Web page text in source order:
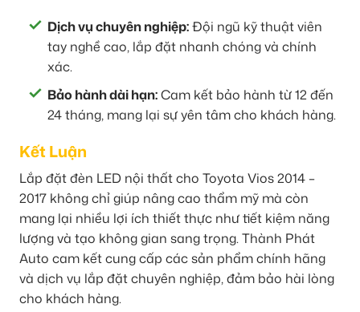
Dịch vụ chuyên nghiệp:Đội ngũ kỹ thuật viên
tay nghề cao, lắp đặt nhanh chóng và chính
xác.
Bảo hành dài hạn:Cam kết bảo hành từ 12 đến
24 tháng, mang lại sự yên tâm cho khách hàng.
Kết Luận
Lắp đặt đèn LED nội thất cho Toyota Vios 2014 –
2017 không chỉ giúp nâng cao thẩm mỹ mà còn
mang lại nhiều lợi ích thiết thực như tiết kiệm năng
lượng và tạo không gian sang trọng. Thành Phát
Auto cam kết cung cấp các sản phẩm chính hãng
và dịch vụ lắp đặt chuyên nghiệp, đảm bảo hài lòng
cho khách hàng.